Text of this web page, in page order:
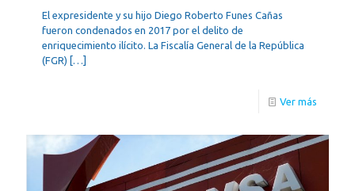
El expresidente y su hijo Diego Roberto Funes Cañas
fueron condenados en 2017 por el delito de
enriquecimiento ilícito. La Fiscalía General de la República
(FGR) […]
Ver más